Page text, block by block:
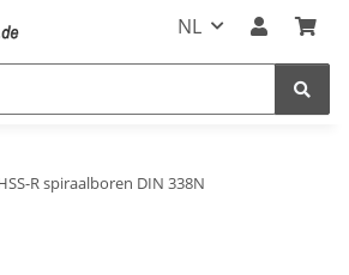
NL
R spiraalboren DIN 338N